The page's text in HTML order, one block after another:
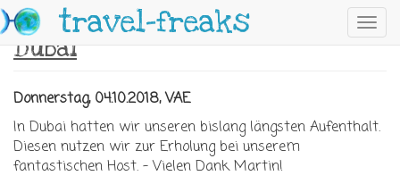
Skip to main contenttravel-freaks
Dubai
Donnerstag, 04.10.2018, VAE
In Dubai hatten wir unseren bislang längsten Aufenthalt.
Diesen nutzen wir zur Erholung bei unserem
fantastischen Host. - Vielen Dank Martin!